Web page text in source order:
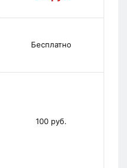
Бесплатно
100 руб.